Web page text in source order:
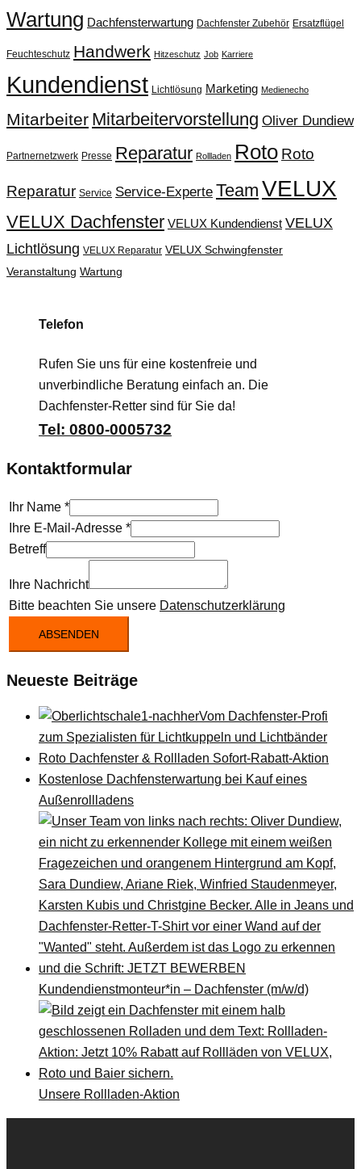
Wartung Dachfensterwartung Dachfenster Zubehör Ersatzflügel
Feuchteschutz Handwerk Hitzeschutz Job Karriere
Kundendienst Lichtlösung Marketing Medienecho
Mitarbeiter Mitarbeitervorstellung Oliver Dundiew
Partnernetzwerk Presse Reparatur Rollladen Roto Roto
Reparatur Service Service-Experte Team VELUX
VELUX Dachfenster VELUX Kundendienst VELUX
Lichtlösung VELUX Reparatur VELUX Schwingfenster
Veranstaltung Wartung
Telefon
Rufen Sie uns für eine kostenfreie und
unverbindliche Beratung einfach an. Die
Dachfenster-Retter sind für Sie da!
Tel: 0800-0005732
Kontaktformular
Ihr Name *
Ihre E-Mail-Adresse *
Betreff
Ihre Nachricht
Bitte beachten Sie unsere Datenschutzerklärung
ABSENDEN
Neueste Beiträge
Vom Dachfenster-Profi
zum Spezialisten für Lichtkuppeln und Lichtbänder
Roto Dachfenster & Rollladen Sofort-Rabatt-Aktion
Kostenlose Dachfensterwartung bei Kauf eines
Außenrollladens
Kundendienstmonteur*in – Dachfenster (m/w/d)
Unsere Rollladen-Aktion